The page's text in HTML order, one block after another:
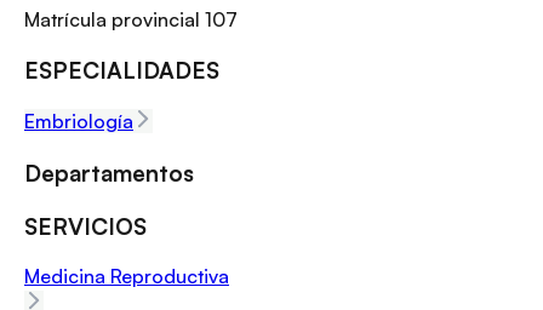
Matrícula provincial 107
ESPECIALIDADES
Embriología
Departamentos
SERVICIOS
Medicina Reproductiva